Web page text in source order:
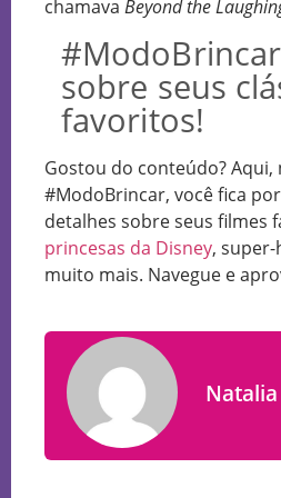
chamava Beyond the
sobre seus
favoritos!
Gostou do conteúdo? Aqui,
#ModoBrincar, você fica
detalhes sobre seus filmes
princesas da Disney,
muito mais. Navegue e